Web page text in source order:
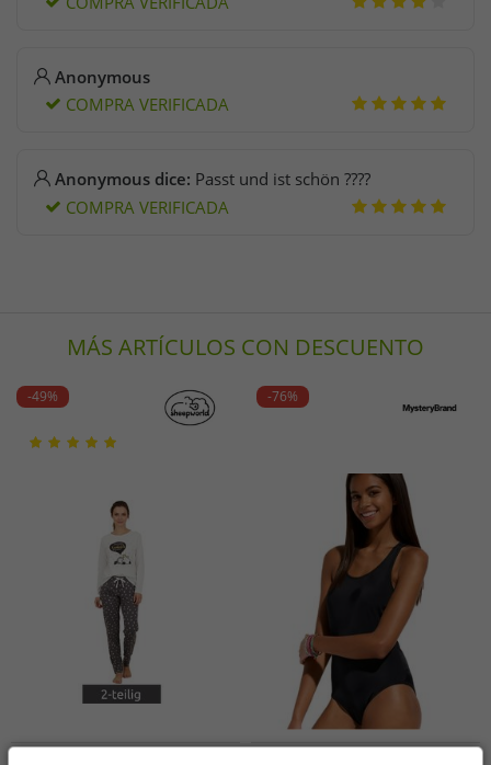
Anonymous
COMPRA VERIFICADA
Anonymous dice: Passt und ist schön ????
COMPRA VERIFICADA
MÁS ARTÍCULOS CON DESCUENTO
-49% -76%